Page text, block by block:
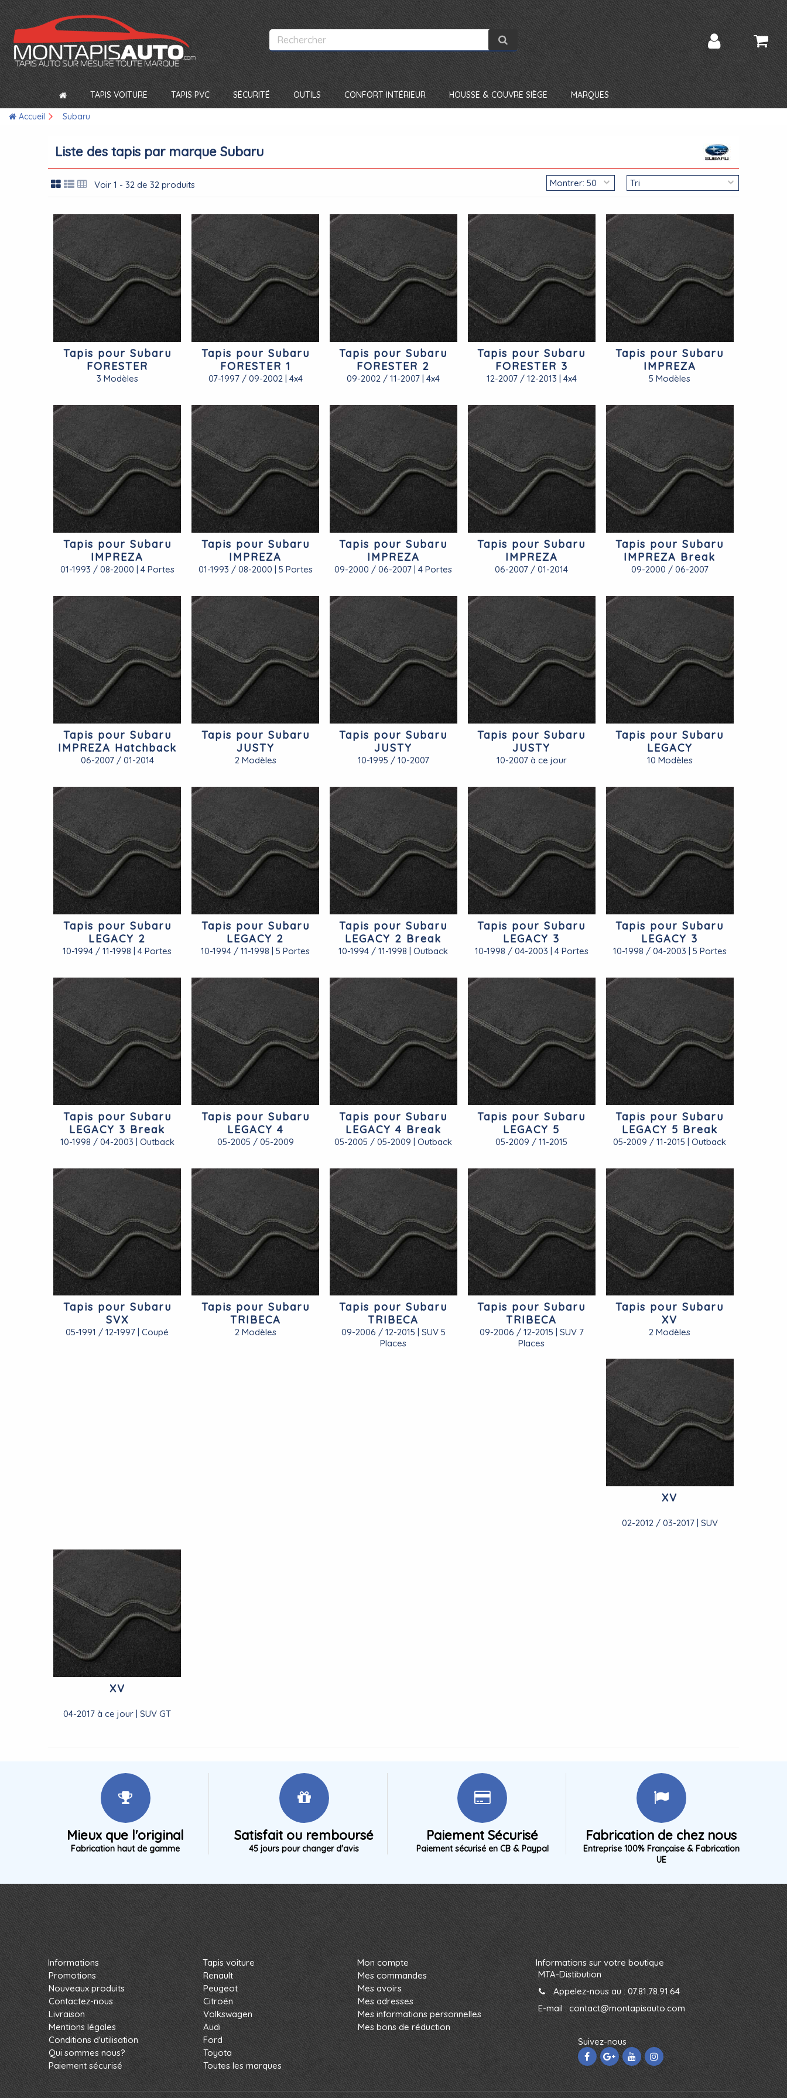
TAPIS VOITURE TAPIS PVC SÉCURITÉ OUTILS CONFORT INTÉRIEUR HOUSSE & COUVRE SIÈGE MARQUES
Accueil Subaru
Liste des tapis par marque Subaru
Voir 1 - 32 de 32 produits
Tapis pour Subaru
FORESTER
3 Modèles
Tapis pour Subaru
FORESTER 1
07-1997 / 09-2002 | 4x4
Tapis pour Subaru
FORESTER 2
09-2002 / 11-2007 | 4x4
Tapis pour Subaru
FORESTER 3
12-2007 / 12-2013 | 4x4
Tapis pour Subaru
IMPREZA
5 Modèles
Tapis pour Subaru
IMPREZA
01-1993 / 08-2000 | 4 Portes
Tapis pour Subaru
IMPREZA
01-1993 / 08-2000 | 5 Portes
Tapis pour Subaru
IMPREZA
09-2000 / 06-2007 | 4 Portes
Tapis pour Subaru
IMPREZA
06-2007 / 01-2014
Tapis pour Subaru
IMPREZA Break
09-2000 / 06-2007
Tapis pour Subaru
IMPREZA Hatchback
06-2007 / 01-2014
Tapis pour Subaru
JUSTY
2 Modèles
Tapis pour Subaru
JUSTY
10-1995 / 10-2007
Tapis pour Subaru
JUSTY
10-2007 à ce jour
Tapis pour Subaru
LEGACY
10 Modèles
Tapis pour Subaru
LEGACY 2
10-1994 / 11-1998 | 4 Portes
Tapis pour Subaru
LEGACY 2
10-1994 / 11-1998 | 5 Portes
Tapis pour Subaru
LEGACY 2 Break
10-1994 / 11-1998 | Outback
Tapis pour Subaru
LEGACY 3
10-1998 / 04-2003 | 4 Portes
Tapis pour Subaru
LEGACY 3
10-1998 / 04-2003 | 5 Portes
Tapis pour Subaru
LEGACY 3 Break
10-1998 / 04-2003 | Outback
Tapis pour Subaru
LEGACY 4
05-2005 / 05-2009
Tapis pour Subaru
LEGACY 4 Break
05-2005 / 05-2009 | Outback
Tapis pour Subaru
LEGACY 5
05-2009 / 11-2015
Tapis pour Subaru
LEGACY 5 Break
05-2009 / 11-2015 | Outback
Tapis pour Subaru
SVX
05-1991 / 12-1997 | Coupé
Tapis pour Subaru
TRIBECA
2 Modèles
Tapis pour Subaru
TRIBECA
09-2006 / 12-2015 | SUV 5
Places
Tapis pour Subaru
TRIBECA
09-2006 / 12-2015 | SUV 7
Places
Tapis pour Subaru
XV
2 Modèles
XV
02-2012 / 03-2017 | SUV
XV
04-2017 à ce jour | SUV GT
Mieux que l'original
Fabrication haut de gamme
Satisfait ou remboursé
45 jours pour changer d'avis
Paiement Sécurisé
Paiement sécurisé en CB & Paypal
Fabrication de chez nous
Entreprise 100% Française & Fabrication
UE
Informations
Promotions
Nouveaux produits
Contactez-nous
Livraison
Mentions légales
Conditions d'utilisation
Qui sommes nous?
Paiement sécurisé
Tapis voiture
Renault
Peugeot
Citroën
Volkswagen
Audi
Ford
Toyota
Toutes les marques
Mon compte
Mes commandes
Mes avoirs
Mes adresses
Mes informations personnelles
Mes bons de réduction
Informations sur votre boutique
MTA-Distibution
Appelez-nous au : 07.81.78.91.64
E-mail :contact@montapisauto.com
Suivez-nous